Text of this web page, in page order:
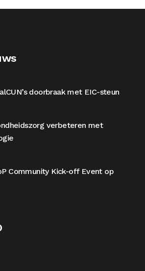
doorbraak met EIC-steun
verbeteren met
Community Kick-off Event op